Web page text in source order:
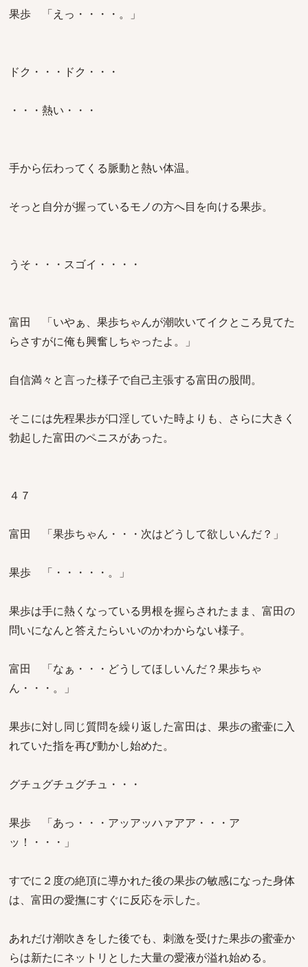
果歩 「えっ・・・・。」
ドク・・・ドク・・・
・・・熱い・・・
手から伝わってくる脈動と熱い体温。
そっと自分が握っているモノの方へ目を向ける果歩。
うそ・・・スゴイ・・・・
富田 「いやぁ、果歩ちゃんが潮吹いてイクところ見てた
らさすがに俺も興奮しちゃったよ。」
自信満々と言った様子で自己主張する富田の股間。
そこには先程果歩が口淫していた時よりも、さらに大きく
勃起した富田のペニスがあった。
４７
富田 「果歩ちゃん・・・次はどうして欲しいんだ？」
果歩 「・・・・・。」
果歩は手に熱くなっている男根を握らされたまま、富田の
問いになんと答えたらいいのかわからない様子。
富田 「なぁ・・・どうしてほしいんだ？果歩ちゃ
ん・・・。」
果歩に対し同じ質問を繰り返した富田は、果歩の蜜壷に入
れていた指を再び動かし始めた。
グチュグチュグチュ・・・
果歩 「あっ・・・アッアッハァアア・・・ア
ッ！・・・」
すでに２度の絶頂に導かれた後の果歩の敏感になった身体
は、富田の愛撫にすぐに反応を示した。
あれだけ潮吹きをした後でも、刺激を受けた果歩の蜜壷か
らは新たにネットリとした大量の愛液が溢れ始める。